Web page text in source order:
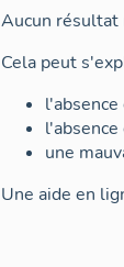
Aucun résultat
Cela peut
une
Une aide en